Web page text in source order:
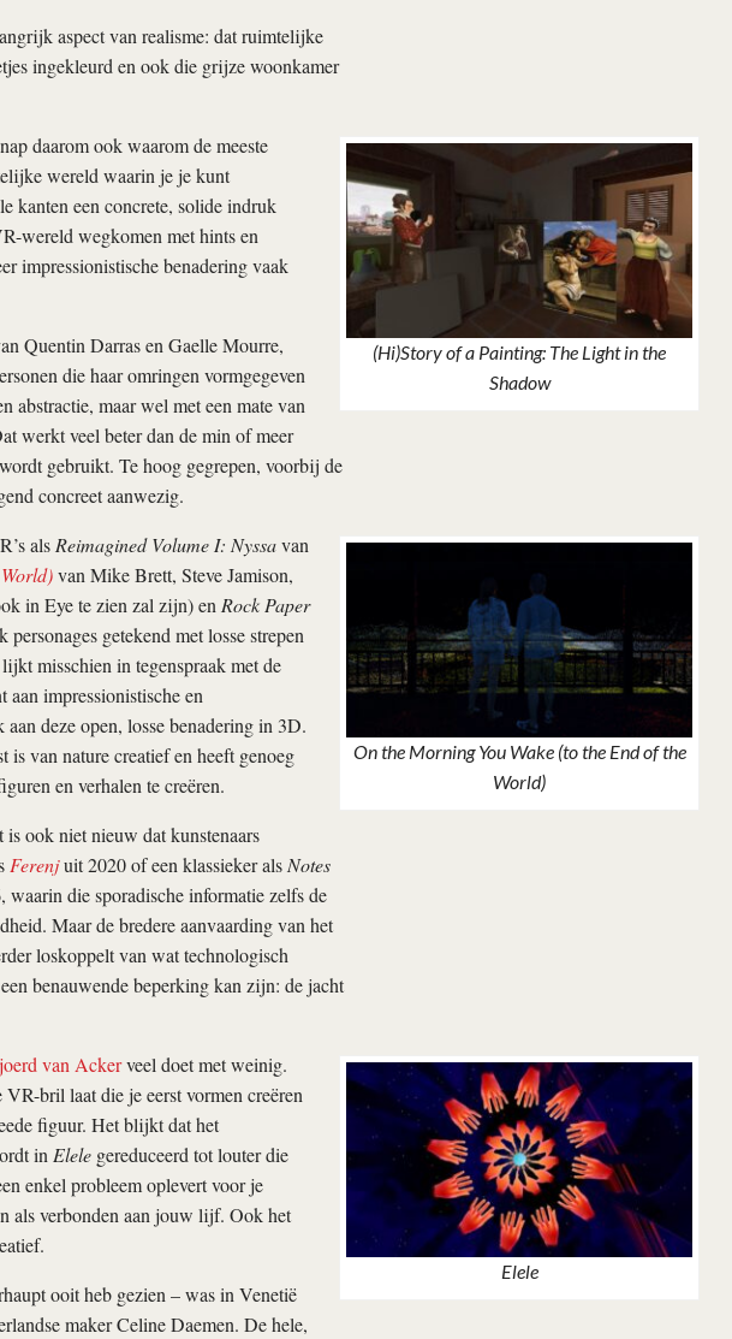
aspect van realisme: dat ruimtelijke
ingekleurd en ook die grijze woonkamer
(Hi)Story of a Painting: The Light in the
Shadow
daarom ook waarom de meeste
wereld waarin je je kunt
kanten een concrete, solide indruk
wereld wegkomen met hints en
impressionistische benadering vaak
Quentin Darras en Gaelle Mourre,
die haar omringen vormgegeven
abstractie, maar wel met een mate van
werkt veel beter dan de min of meer
gebruikt. Te hoog gegrepen, voorbij de
concreet aanwezig.
On the Morning You Wake (to the End of the
World)
als Reimagined Volume I: Nyssavan
van Mike Brett, Steve Jamison,
in Eye te zien zal zijn) en Rock Paper
getekend met losse strepen
misschien in tegenspraak met de
impressionistische en
deze open, losse benadering in 3D.
van nature creatief en heeft genoeg
en verhalen te creëren.
ook niet nieuw dat kunstenaars
Ferenjuit 2020 of een klassieker als Notes
die sporadische informatie zelfs de
Maar de bredere aanvaarding van het
loskoppelt van wat technologisch
benauwende beperking kan zijn: de jacht
Elele
van Ackerveel doet met weinig.
bril laat die je eerst vormen creëren
figuur. Het blijkt dat het
in Elelegereduceerd tot louter die
enkel probleem oplevert voor je
als verbonden aan jouw lijf. Ook het
ooit heb gezien – was in Venetië
maker Celine Daemen. De hele,